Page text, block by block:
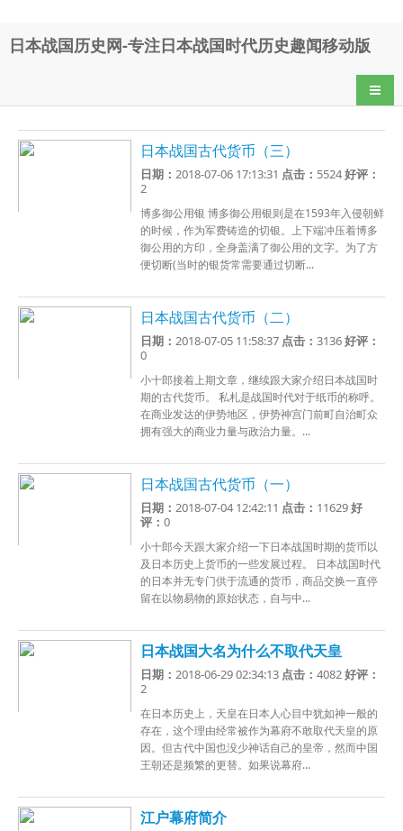
日本战国历史网-专注日本战国时代历史趣闻移动版
导航
日本战国古代货币（三）
日期： 2018-07-06 17:13:31 点击： 5524好评：
2
博多御公用银 博多御公用银则是在1593年入侵朝鲜
的时候，作为军费铸造的切银。上下端冲压着博多
御公用的方印，全身盖满了御公用的文字。为了方
便切断(当时的银货常需要通过切断...
日本战国古代货币（二）
日期： 2018-07-05 11:58:37 点击：3136好评：
0
小十郎接着上期文章，继续跟大家介绍日本战国时
期的古代货币。 私札是战国时代对于纸币的称呼。
在商业发达的伊势地区，伊势神宫门前町自治町众
拥有强大的商业力量与政治力量。...
日本战国古代货币（一）
日期： 2018-07-04 12:42:11 点击： 11629好
评：0
小十郎今天跟大家介绍一下日本战国时期的货币以
及日本历史上货币的一些发展过程。 日本战国时代
的日本并无专门供于流通的货币，商品交换一直停
留在以物易物的原始状态，自与中...
日本战国大名为什么不取代天皇
日期： 2018-06-29 02:34:13 点击：4082好评：
2
在日本历史上，天皇在日本人心目中犹如神一般的
存在，这个理由经常被作为幕府不敢取代天皇的原
因。但古代中国也没少神话自己的皇帝，然而中国
王朝还是频繁的更替。如果说幕府...
江户幕府简介